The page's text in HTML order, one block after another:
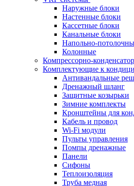
Наружные блоки
Настенные блоки
Кассетные блоки
Канальные блоки
Напольно-
Колонные
Компрессорно-
Комплектующие к
Антивандальные
Дренажный шланг
Защитные козырьки
Зимние комплекты
Кронштейны для
Кабель и провод
Wi-Fi модули
Пульты управления
Помпы дренажные
Панели
Сифоны
Теплоизоляция
Труба медная